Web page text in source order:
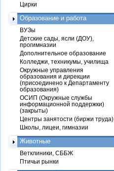
Цирки
Образование и работа
ВУЗы
Детские сады, ясли (ДОУ),
прогимназии
Дополнительное образование
Колледжи, техникумы, училища
Окружные управления
образования и дирекции
(присоединено к Департаменту
образования)
ОСИП (Окружные службы
информационной поддержки)
(закрыты)
Центры занятости (биржи труда)
Школы, лицеи, гимназии
Животные
Ветклиники, СББЖ
Птичьи рынки